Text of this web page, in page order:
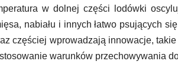
w dolnej części lodówki
nabiału i innych łatwo psujących
częściej wprowadzają innowacje,
warunków przechowywania